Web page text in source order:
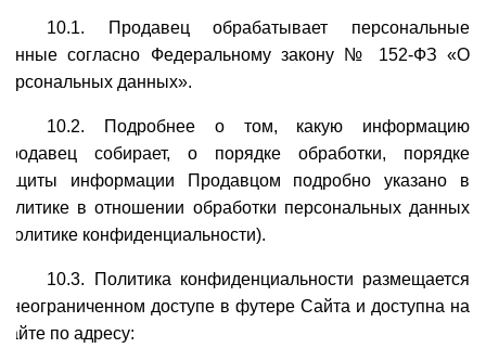
10.1. Продавец обрабатывает персональные
согласно Федеральному закону № 152-ФЗ «О
данных».
10.2. Подробнее о том, какую информацию
собирает, о порядке обработки, порядке
информации Продавцом подробно указано в
в отношении обработки персональных данных
конфиденциальности).
10.3. Политика конфиденциальности размещается
неограниченном доступе в футере Сайта и доступна на
по адресу: